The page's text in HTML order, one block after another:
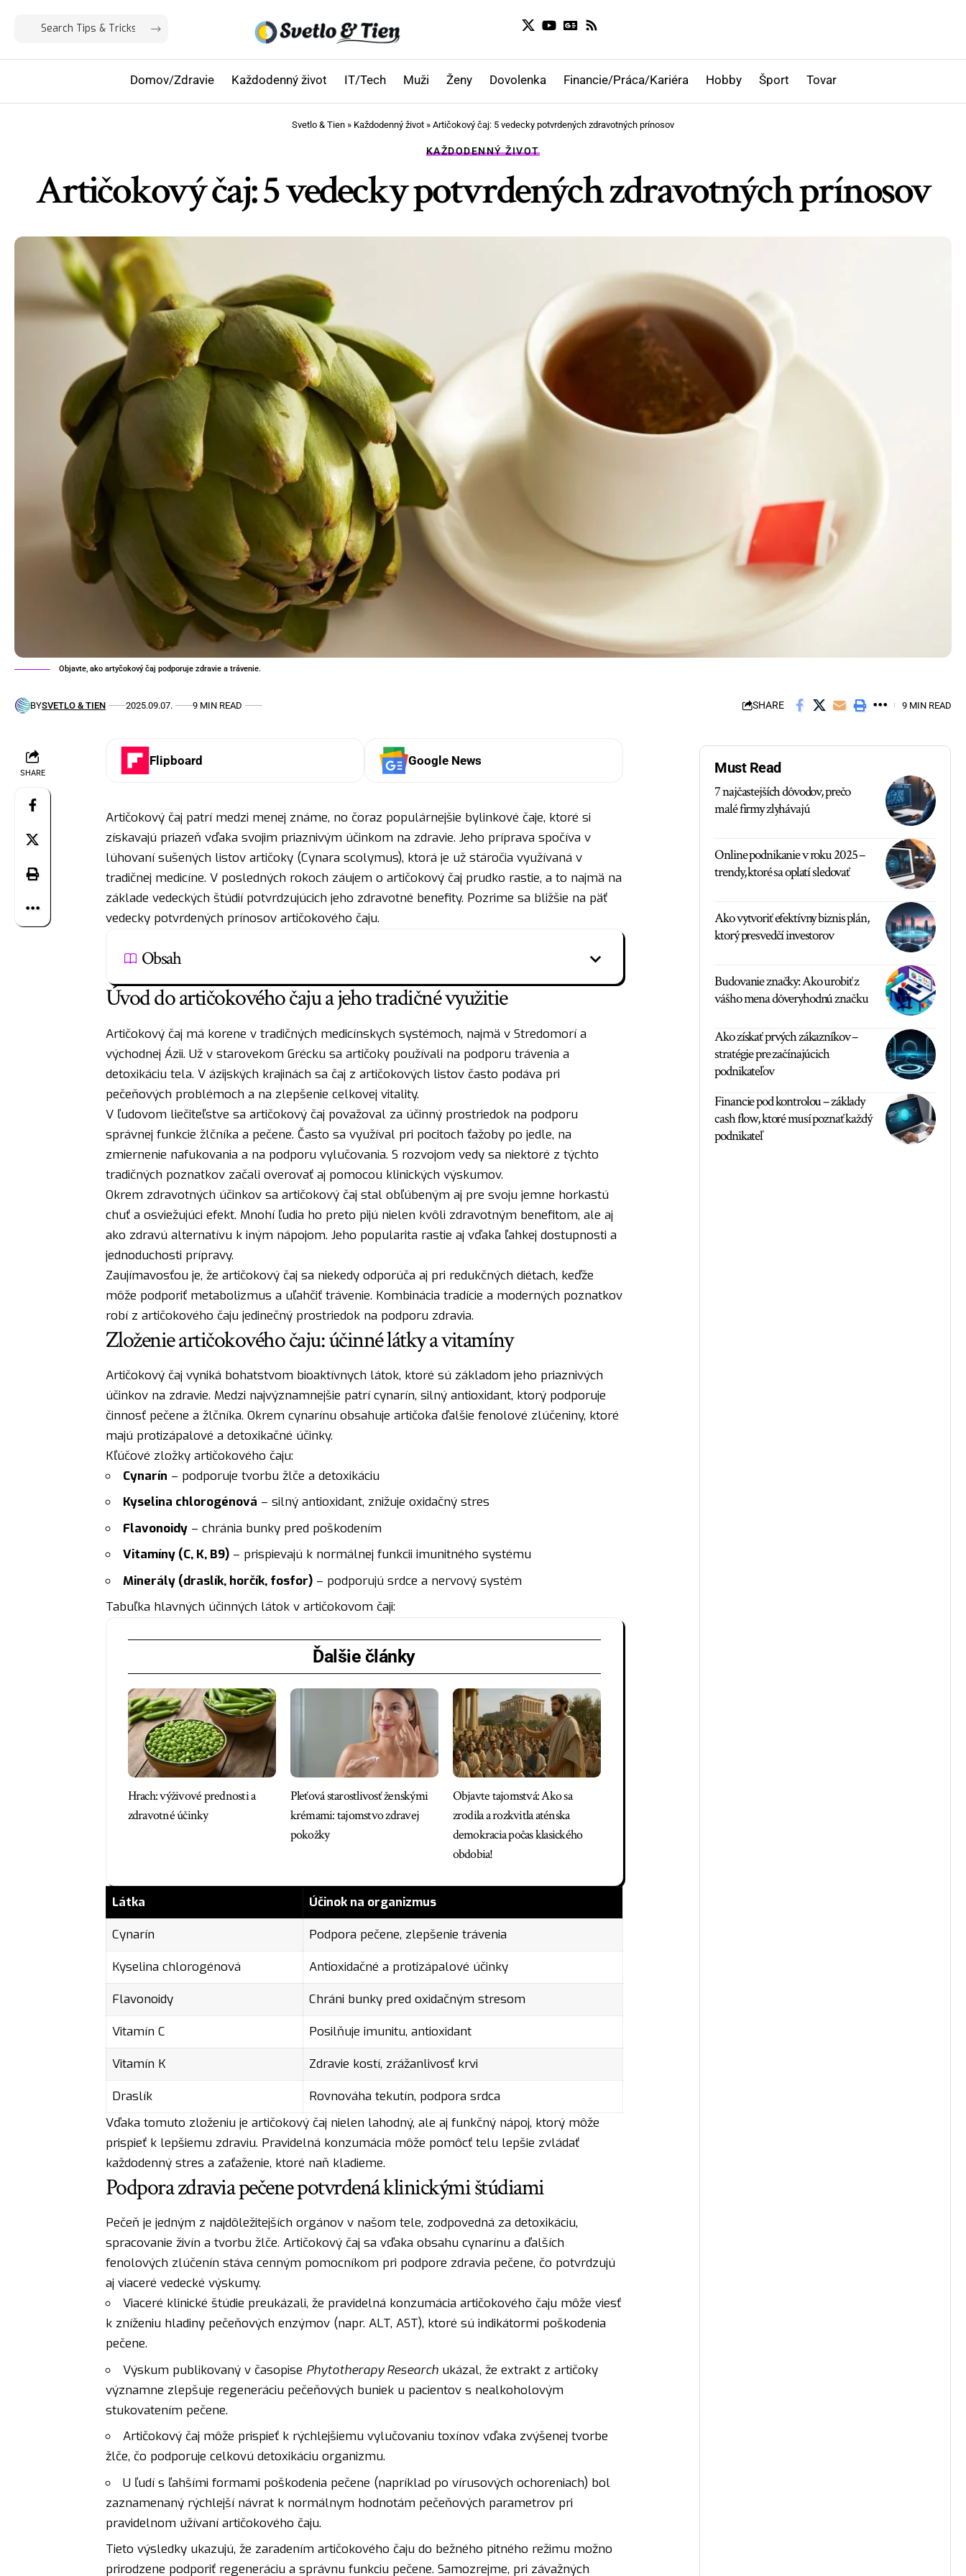
Domov/Zdravie Každodenný život IT/Tech Muži Ženy Dovolenka Financie/Práca/Kariéra Hobby Šport Tovar
Svetlo & Tien » Každodenný život » Artičokový čaj: 5 vedecky potvrdených zdravotných prínosov
KAŽDODENNÝ ŽIVOT
Artičokový čaj: 5 vedecky potvrdených zdravotných prínosov
Objavte, ako artyčokový čaj podporuje zdravie a trávenie.
BYSVETLO & TIEN 2025.09.07. 9 MIN READ SHARE 9 MIN READ
SHARE
Flipboard Google News
Artičokový čaj patrí medzi menej známe, no čoraz populárnejšie bylinkové čaje, ktoré si
získavajú priazeň vďaka svojim priaznivým účinkom na zdravie. Jeho príprava spočíva v
lúhovaní sušených listov artičoky (Cynara scolymus), ktorá je už stáročia využívaná v
tradičnej medicíne. V posledných rokoch záujem o artičokový čaj prudko rastie, a to najmä na
základe vedeckých štúdií potvrdzujúcich jeho zdravotné benefity. Pozrime sa bližšie na päť
vedecky potvrdených prínosov artičokového čaju.
Obsah
Úvod do artičokového čaju a jeho tradičné využitie
Artičokový čaj má korene v tradičných medicínskych systémoch, najmä v Stredomorí a
východnej Ázii. Už v starovekom Grécku sa artičoky používali na podporu trávenia a
detoxikáciu tela. V ázijských krajinách sa čaj z artičokových listov často podáva pri
pečeňových problémoch a na zlepšenie celkovej vitality.
V ľudovom liečiteľstve sa artičokový čaj považoval za účinný prostriedok na podporu
správnej funkcie žlčníka a pečene. Často sa využíval pri pocitoch ťažoby po jedle, na
zmiernenie nafukovania a na podporu vylučovania. S rozvojom vedy sa niektoré z týchto
tradičných poznatkov začali overovať aj pomocou klinických výskumov.
Okrem zdravotných účinkov sa artičokový čaj stal obľúbeným aj pre svoju jemne horkastú
chuť a osviežujúci efekt. Mnohí ľudia ho preto pijú nielen kvôli zdravotným benefitom, ale aj
ako zdravú alternatívu k iným nápojom. Jeho popularita rastie aj vďaka ľahkej dostupnosti a
jednoduchosti prípravy.
Zaujímavosťou je, že artičokový čaj sa niekedy odporúča aj pri redukčných diétach, keďže
môže podporiť metabolizmus a uľahčiť trávenie. Kombinácia tradície a moderných poznatkov
robí z artičokového čaju jedinečný prostriedok na podporu zdravia.
Zloženie artičokového čaju: účinné látky a vitamíny
Artičokový čaj vyniká bohatstvom bioaktívnych látok, ktoré sú základom jeho priaznivých
účinkov na zdravie. Medzi najvýznamnejšie patrí cynarín, silný antioxidant, ktorý podporuje
činnosť pečene a žlčníka. Okrem cynarínu obsahuje artičoka ďalšie fenolové zlúčeniny, ktoré
majú protizápalové a detoxikačné účinky.
Kľúčové zložky artičokového čaju:
Cynarín – podporuje tvorbu žlče a detoxikáciu
Kyselina chlorogénová – silný antioxidant, znižuje oxidačný stres
Flavonoidy– chránia bunky pred poškodením
Vitamíny (C, K, B9)– prispievajú k normálnej funkcii imunitného systému
Minerály (draslík, horčík, fosfor)– podporujú srdce a nervový systém
Tabuľka hlavných účinných látok v artičokovom čaji:
Ďalšie články
Hrach: výživové prednosti a
zdravotné účinky
Pleťová starostlivosť ženskými
krémami: tajomstvo zdravej
pokožky
Objavte tajomstvá: Ako sa
zrodila a rozkvitla aténska
demokracia počas klasického
obdobia!
Látka
Účinok na organizmus
Cynarín
Podpora pečene, zlepšenie trávenia
Kyselina chlorogénová
Antioxidačné a protizápalové účinky
Flavonoidy
Chráni bunky pred oxidačným stresom
Vitamín C
Posilňuje imunitu, antioxidant
Vitamín K
Zdravie kostí, zrážanlivosť krvi
Draslík
Rovnováha tekutín, podpora srdca
Vďaka tomuto zloženiu je artičokový čaj nielen lahodný, ale aj funkčný nápoj, ktorý môže
prispieť k lepšiemu zdraviu. Pravidelná konzumácia môže pomôcť telu lepšie zvládať
každodenný stres a zaťaženie, ktoré naň kladieme.
Podpora zdravia pečene potvrdená klinickými štúdiami
Pečeň je jedným z najdôležitejších orgánov v našom tele, zodpovedná za detoxikáciu,
spracovanie živín a tvorbu žlče. Artičokový čaj sa vďaka obsahu cynarínu a ďalších
fenolových zlúčenín stáva cenným pomocníkom pri podpore zdravia pečene, čo potvrdzujú
aj viaceré vedecké výskumy.
Viaceré klinické štúdie preukázali, že pravidelná konzumácia artičokového čaju môže viesť
k zníženiu hladiny pečeňových enzýmov (napr. ALT, AST), ktoré sú indikátormi poškodenia
pečene.
Výskum publikovaný v časopise Phytotherapy Researchukázal, že extrakt z artičoky
významne zlepšuje regeneráciu pečeňových buniek u pacientov s nealkoholovým
stukovatením pečene.
Artičokový čaj môže prispieť k rýchlejšiemu vylučovaniu toxínov vďaka zvýšenej tvorbe
žlče, čo podporuje celkovú detoxikáciu organizmu.
U ľudí s ľahšími formami poškodenia pečene (napríklad po vírusových ochoreniach) bol
zaznamenaný rýchlejší návrat k normálnym hodnotám pečeňových parametrov pri
pravidelnom užívaní artičokového čaju.
Tieto výsledky ukazujú, že zaradením artičokového čaju do bežného pitného režimu možno
prirodzene podporiť regeneráciu a správnu funkciu pečene. Samozrejme, pri závažných
Must Read
7 najčastejších dôvodov, prečo
malé firmy zlyhávajú
Online podnikanie v roku 2025 –
trendy, ktoré sa oplatí sledovať
Ako vytvoriť efektívny biznis plán,
ktorý presvedčí investorov
Budovanie značky: Ako urobiť z
vášho mena dôveryhodnú značku
Ako získať prvých zákazníkov –
stratégie pre začínajúcich
podnikateľov
Financie pod kontrolou – základy
cash flow, ktoré musí poznať každý
podnikateľ